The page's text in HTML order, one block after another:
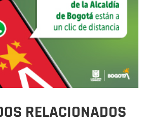
RELACIONADOS